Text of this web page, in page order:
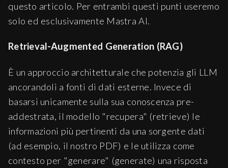
questo articolo. Per entrambi questi punti useremo
solo ed esclusivamente Mastra AI.
Retrieval-Augmented Generation (RAG)
È un approccio architetturale che potenzia gli LLM
ancorandoli a fonti di dati esterne. Invece di
basarsi unicamente sulla sua conoscenza pre-
addestrata, il modello "recupera" (retrieve) le
informazioni più pertinenti da una sorgente dati
(ad esempio, il nostro PDF) e le utilizza come
contesto per "generare" (generate) una risposta